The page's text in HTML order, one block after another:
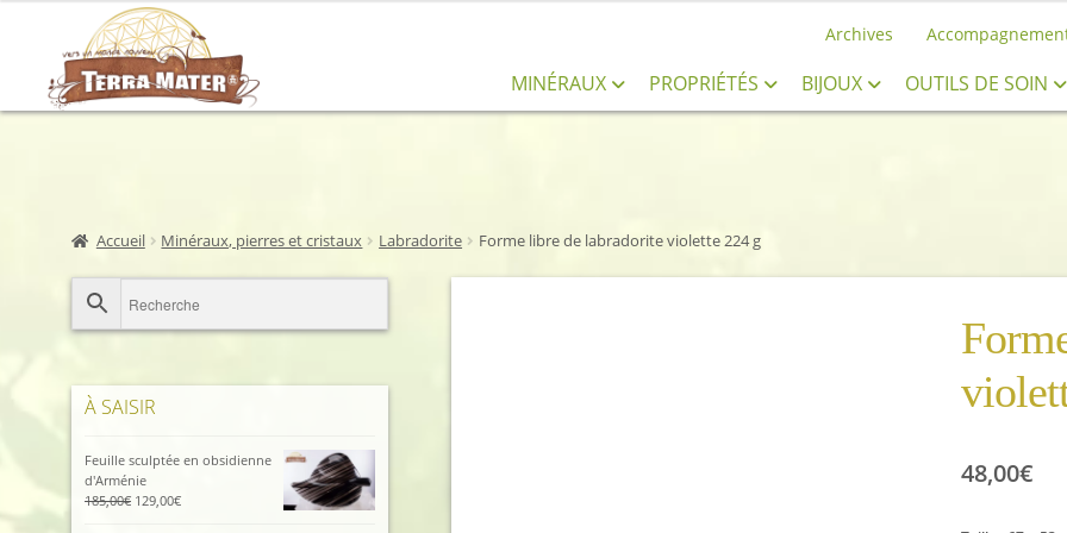
Aller
à
la
Aller
au
contenu
Archives
MINÉRAUX PROPRIÉTÉS BIJOUX OUTILS DE SOIN
Accueil Minéraux, pierres et cristaux Labradorite Forme libre de labradorite violette 224 g
48,00€
À SAISIR
Feuille sculptée en obsidienne
d'Arménie
185,00€ Le
129,00€Le